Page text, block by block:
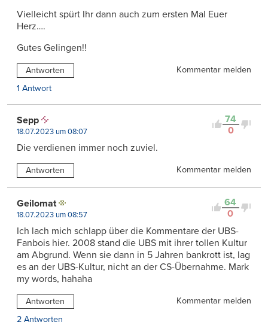
Vielleicht spürt Ihr dann auch zum ersten Mal Euer
Herz….
Gutes Gelingen!!
Antworten
Kommentar melden
1 Antwort
74
0
Sepp
18.07.2023 um 08:07
Die verdienen immer noch zuviel.
Antworten Kommentar melden
64
0
Geilomat
18.07.2023 um 08:57
Ich lach mich schlapp über die Kommentare der UBS-
Fanbois hier. 2008 stand die UBS mit ihrer tollen Kultur
am Abgrund. Wenn sie dann in 5 Jahren bankrott ist, lag
es an der UBS-Kultur, nicht an der CS-Übernahme. Mark
my words, hahaha
Antworten
Kommentar melden
2 Antworten